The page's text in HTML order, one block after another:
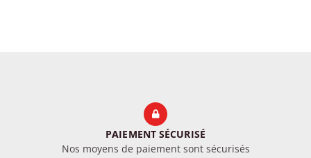
PAIEMENT SÉCURISÉ
Nos moyens de paiement sont sécurisés